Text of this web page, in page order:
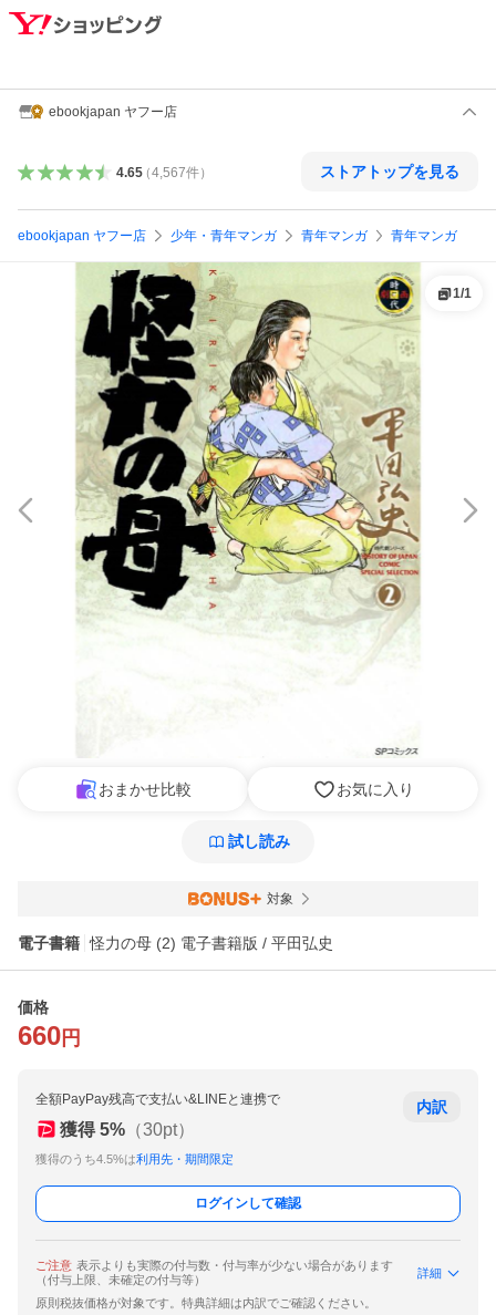
ebookjapan ヤフー店
4.65（4,567件） ストアトップを見る
ebookjapan ヤフー店 少年・青年マンガ 青年マンガ 青年マンガ
1/1
おまかせ比較 お気に入り
試し読み
対象
電子書籍 怪力の母 (2) 電子書籍版 / 平田弘史
価格
660 円
全額PayPay残高で支払い&LINEと連携で
獲得 5% （30pt）
獲得のうち4.5%は利用先・期間限定
内訳
ログインして確認
ご注意 表示よりも実際の付与数・付与率が少ない場合があります
（付与上限、未確定の付与等）
詳細
原則税抜価格が対象です。特典詳細は内訳でご確認ください。